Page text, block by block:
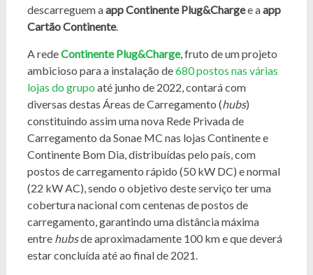
descarreguem aapp Continente Plug&Chargee aapp
Cartão Continente.
A redeContinente Plug&Charge, fruto de um projeto
ambicioso para a instalação de680 postos nas várias
lojas do grupo até junho de 2022, contará com
diversas destas Áreas de Carregamento (hubs)
constituindo assim uma nova Rede Privada de
Carregamento da Sonae MC nas lojas Continente e
Continente Bom Dia, distribuídas pelo país, com
postos de carregamento rápido (50 kW DC) e normal
(22 kW AC), sendo o objetivo deste serviço ter uma
cobertura nacional com centenas de postos de
carregamento, garantindo uma distância máxima
entre hubsde aproximadamente 100 km e que deverá
estar concluída até ao final de 2021.